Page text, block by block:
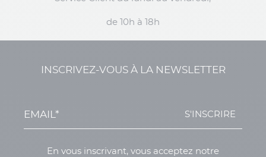
de 10h à 18h
INSCRIVEZ-VOUS À LA NEWSLETTER
S'INSCRIRE
En vous inscrivant, vous acceptez notre